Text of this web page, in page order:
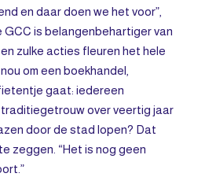
en daar doen we het voor”,
GCC is belangenbehartiger van
zulke acties fleuren het hele
om een boekhandel,
gaat: iedereen
over veertig jaar
door de stad lopen? Dat
zeggen. “Het is nog geen